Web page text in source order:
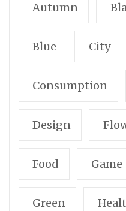
Autumn
Blue City
Consumption
Design
Food Game
Green